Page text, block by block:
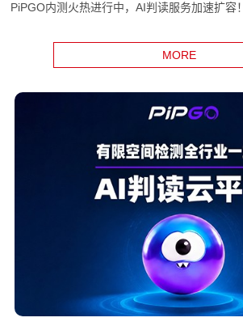
PiPGO内测火热进行中，AI判读服务加速扩容！
MORE